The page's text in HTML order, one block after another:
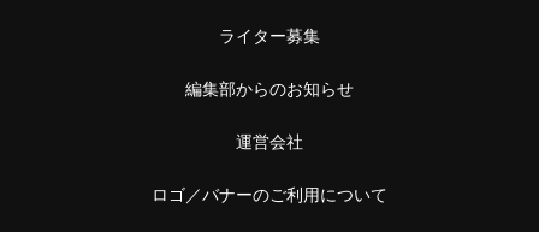
ライター募集
編集部からのお知らせ
運営会社
ロゴ／バナーのご利用について